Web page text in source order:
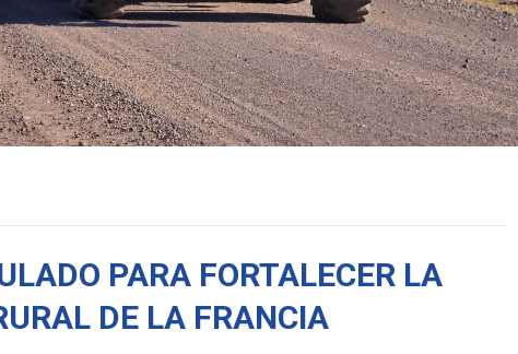
PARA FORTALECER LA
DE LA FRANCIA